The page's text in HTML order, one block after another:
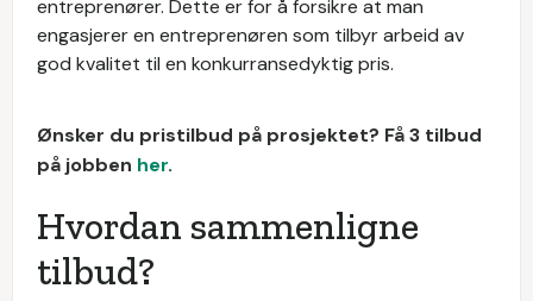
entreprenører. Dette er for å forsikre at man
engasjerer en entreprenøren som tilbyr arbeid av
god kvalitet til en konkurransedyktig pris.
Ønsker du pristilbud på prosjektet? Få 3 tilbud
på jobben her.
Hvordan sammenligne
tilbud?